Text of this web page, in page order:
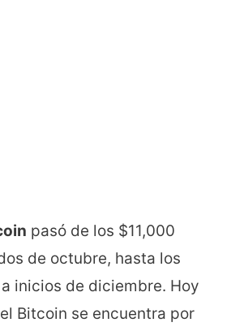
pasó de los $11,000
de octubre, hasta los
inicios de diciembre. Hoy
Bitcoin se encuentra por